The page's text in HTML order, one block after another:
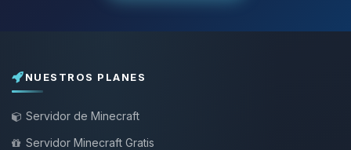
NUESTROS PLANES
Servidor de Minecraft
Servidor Minecraft Gratis